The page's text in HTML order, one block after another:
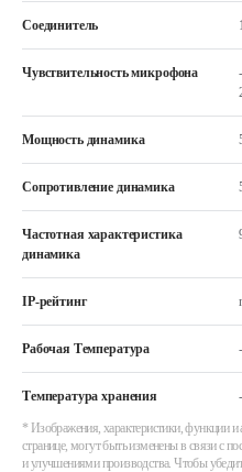
Соединитель
Чувствительность микрофона
Мощность динамика
Сопротивление динамика
Частотная характеристика
динамика
IP-рейтинг
Рабочая Температура
Температура хранения
* Изображения, характеристики, функции и
странице, могут быть изменены в связи с
и улучшениями производства. Чтобы